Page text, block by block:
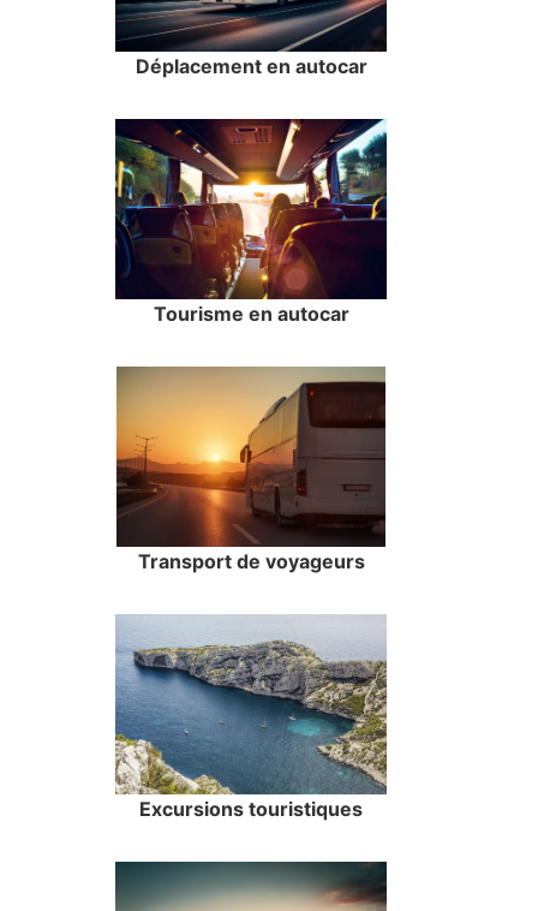
Déplacement en autocar
Tourisme en autocar
Transport de voyageurs
Excursions touristiques